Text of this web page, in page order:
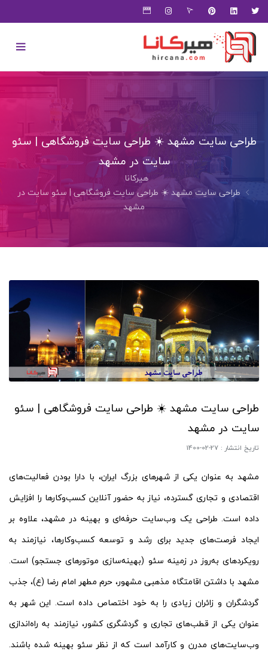
طراحی سایت مشهد ☀️ طراحی سایت فروشگاهی | سئو
سایت در مشهد
هیرکانا
طراحی سایت مشهد ☀️ طراحی سایت فروشگاهی | سئو سایت در
مشهد
طراحی سایت مشهد ☀️ طراحی سایت فروشگاهی | سئو
سایت در مشهد
تاریخ انتشار : 1400-02-27
مشهد به عنوان یکی از شهرهای بزرگ ایران، با دارا بودن فعالیت‌های
اقتصادی و تجاری گسترده، نیاز به حضور آنلاین کسب‌وکارها را افزایش
داده است. طراحی یک وب‌سایت حرفه‌ای و بهینه در مشهد، علاوه بر
ایجاد فرصت‌های جدید برای رشد و توسعه کسب‌وکارها، نیازمند به
رویکردهای به‌روز در زمینه سئو (بهینه‌سازی موتورهای جستجو) است.
مشهد با داشتن اقامتگاه مذهبی مشهور، حرم مطهر امام رضا (ع)، جذب
گردشگران و زائران زیادی را به خود اختصاص داده است. این شهر به
عنوان یکی از قطب‌های تجاری و گردشگری کشور، نیازمند به راه‌اندازی
وب‌سایت‌های مدرن و کارآمد است که از نظر سئو بهینه شده باشند.